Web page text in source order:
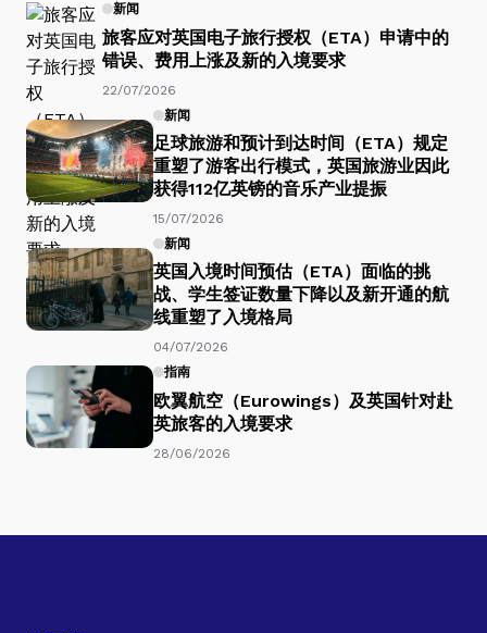
新闻
旅客应对英国电子旅行授权（ETA）申请中的
错误、费用上涨及新的入境要求
22/07/2026
新闻
足球旅游和预计到达时间（ETA）规定
重塑了游客出行模式，英国旅游业因此
获得112亿英镑的音乐产业提振
15/07/2026
新闻
英国入境时间预估（ETA）面临的挑
战、学生签证数量下降以及新开通的航
线重塑了入境格局
04/07/2026
指南
欧翼航空（Eurowings）及英国针对赴
英旅客的入境要求
28/06/2026